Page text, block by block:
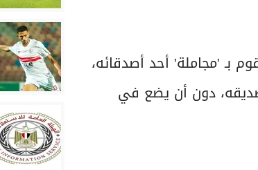
بـ 'مجاملة' أحد أصدقائه،
دون أن يضع في